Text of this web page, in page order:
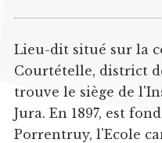
Lieu-dit situé sur la
Courtételle, district
trouve le siège de
Jura. En 1897, est
Porrentruy, l'Ecole